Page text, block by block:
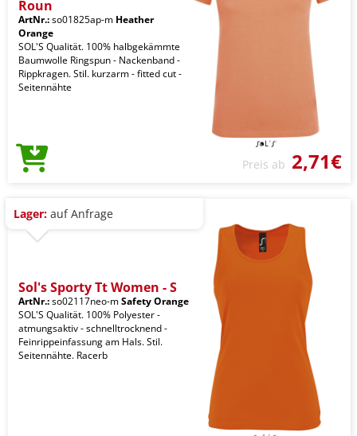
Roun
ArtNr.:so01825ap-m Heather
Orange
SOL'S Qualität. 100% halbgekämmte
Baumwolle Ringspun - Nackenband -
Rippkragen. Stil. kurzarm - fitted cut -
Seitennähte
Preis ab 2,71€
Lager: auf Anfrage
Sol's Sporty Tt Women - S
ArtNr.:so02117neo-mSafety Orange
SOL'S Qualität. 100% Polyester -
atmungsaktiv - schnelltrocknend -
Feinrippeinfassung am Hals. Stil.
Seitennähte. Racerb